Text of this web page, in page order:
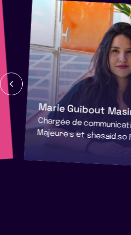
Marie Guibout
Chargée de
Majeur·e·s et shesaid.so